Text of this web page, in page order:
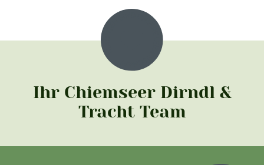
Ihr Chiemseer Dirndl &
Tracht Team